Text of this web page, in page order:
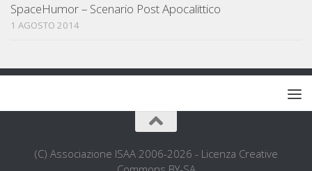
SpaceHumor – Scenario Post Apocalittico
1 AGOSTO 2014
(C) Associazione ISAA 2006-2026 - Licenza Creative